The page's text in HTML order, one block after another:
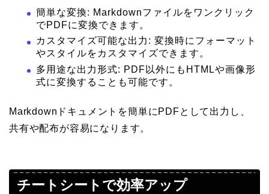
簡単な変換: Markdownファイルをワンクリック
でPDFに変換できます。
カスタマイズ可能な出力: 変換時にフォーマット
やスタイルをカスタマイズできます。
多用途な出力形式: PDF以外にもHTMLや画像形
式に変換することも可能です。
Markdownドキュメントを簡単にPDFとして出力し、
共有や配布が容易になります。
チートシートで効率アップ